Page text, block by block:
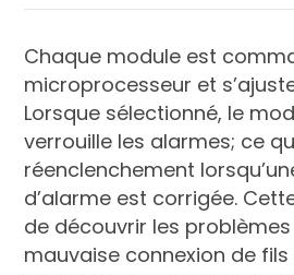
Chaque module est
microprocesseur et
Lorsque sélectionné, le
verrouille les alarmes; ce
réenclenchement
d’alarme est corrigée.
de découvrir les
mauvaise connexion de